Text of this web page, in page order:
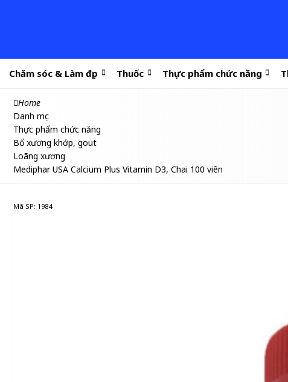
Chăm sóc & Làm đẹp Thuốc Thực phẩm chức năng
Home
Danh mục
Thực phẩm chức năng
Bổ xương khớp, gout
Loãng xương
Mediphar USA Calcium Plus Vitamin D3, Chai 100 viên
Mã SP: 1984